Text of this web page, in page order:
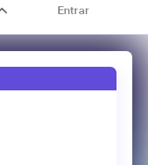
Entrar